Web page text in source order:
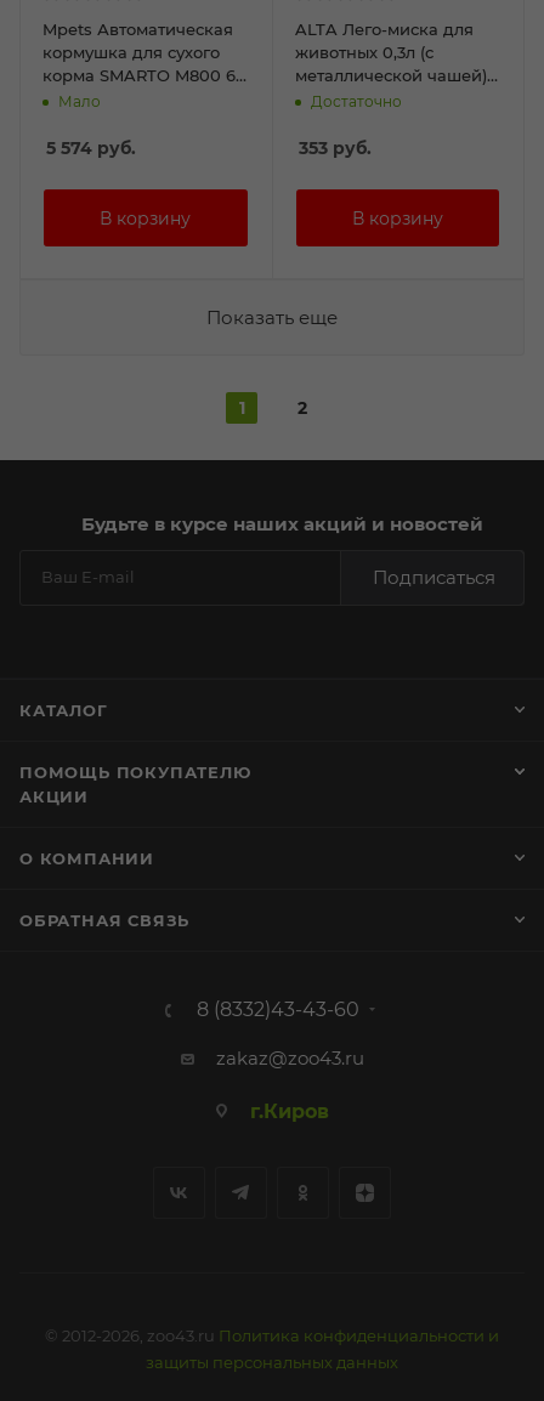
Mpets Автоматическая
кормушка для сухого
корма SMARTO M800 6л,
до 8 кормлений
Мало
5 574 руб.
ALTA Лего-миска для
животных 0,3л (с
металлической чашей)
(графит)
Достаточно
353руб.
Показать еще
1 2
Будьте в курсе наших акций и новостей
Подписаться
КАТАЛОГ
ПОМОЩЬ ПОКУПАТЕЛЮ
АКЦИИ
О КОМПАНИИ
ОБРАТНАЯ СВЯЗЬ
8 (8332)43-43-60
zakaz@zoo43.ru
г.Киров
© 2012-2026, zoo43.ru Политика конфиденциальности и
защиты персональных данных